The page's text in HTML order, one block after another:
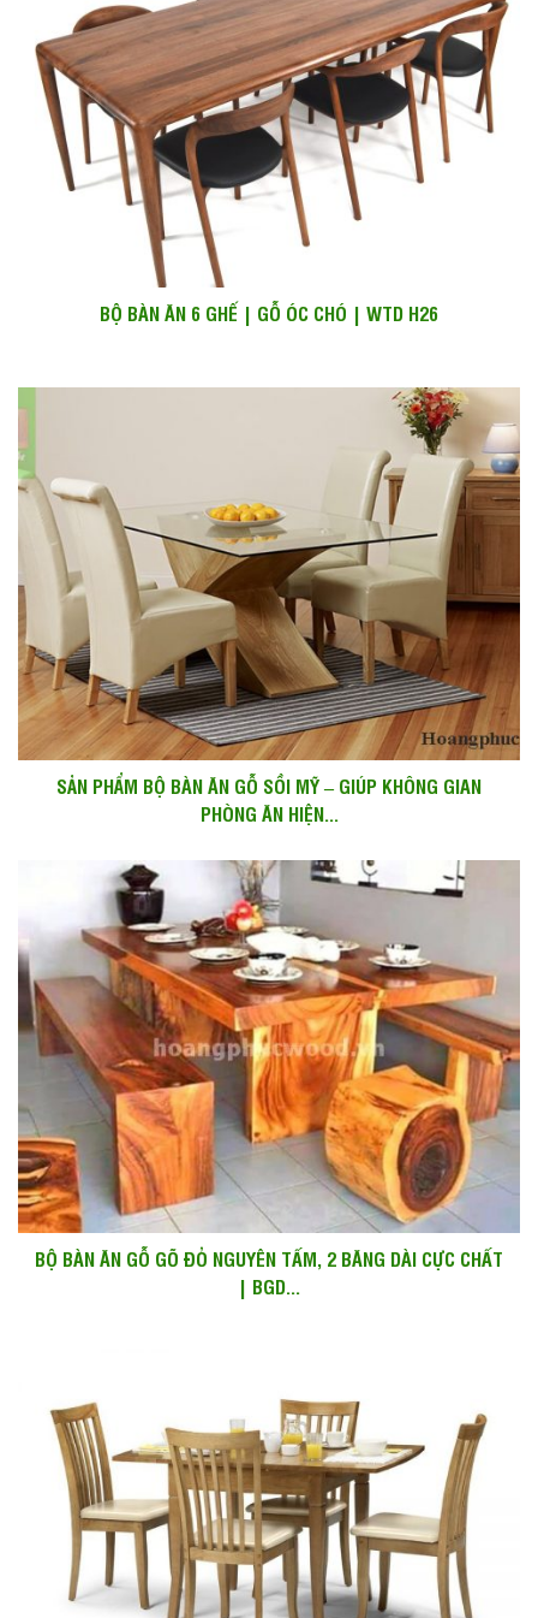
BỘ BÀN ĂN 6 GHẾ | GỖ ÓC CHÓ | WTD H26
SẢN PHẨM BỘ BÀN ĂN GỖ SỒI MỸ – GIÚP KHÔNG GIAN
PHÒNG ĂN HIỆN...
BỘ BÀN ĂN GỖ GÕ ĐỎ NGUYÊN TẤM, 2 BĂNG DÀI CỰC CHẤT
| BGD...